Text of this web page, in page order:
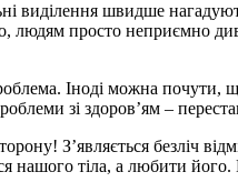
виділення швидше
просто неприємно
Іноді можна
зі здоров’ям –
З’являється безліч
нашого тіла, а любити